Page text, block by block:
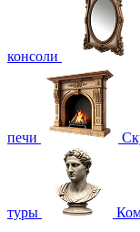
консоли
печи
туры